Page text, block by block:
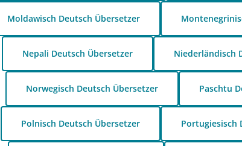
Moldawisch Deutsch Übersetzer
Nepali Deutsch Übersetzer Niederländisch
Norwegisch Deutsch Übersetzer Paschtu
Polnisch Deutsch Übersetzer Portugiesisch